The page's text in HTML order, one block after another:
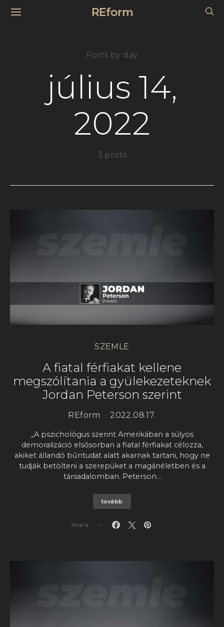
REform
Posts by day
július 14,
2022
3 posts
SZEMLE
A fiatal férfiakat kellene
megszólítania a gyülekezeteknek
Jordan Peterson szerint
REform 2022.08.17.
„A pszichológus szerint Amerikában a súlyos
demoralizáció elsősorban a fiatal férfiakat célozza,
akiket állandó bűntudat alatt akarnak tartani, hogy ne
tudják betölteni a szerepüket a magánéletben és a
társadalomban. Peterson…
tovább
Share